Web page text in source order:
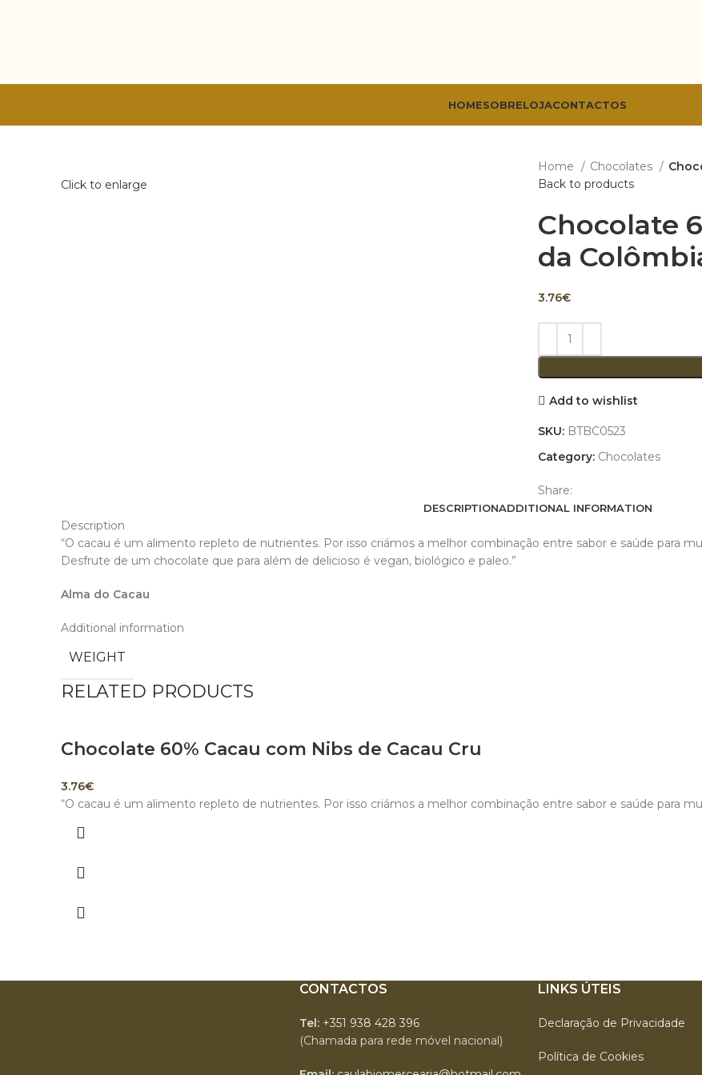
HOMESOBRELOJACONTACTOS
Click to enlarge
Home Chocolates
Back to products
Chocolate
da
3.76€
Add to wishlist
SKU: BTBC0523
Category: Chocolates
Share:
DESCRIPTIONADDITIONAL INFORMATION
Description
“O cacau é um alimento repleto de nutrientes. Por isso criámos a melhor combinação entre sabor e saúde para
Desfrute de um chocolate que para além de delicioso é vegan, biológico e paleo.”
Alma do Cacau
Additional information
WEIGHT
RELATED PRODUCTS
Chocolate 60% Cacau com Nibs de Cacau Cru
3.76€
“O cacau é um alimento repleto de nutrientes. Por isso criámos a melhor combinação entre sabor e saúde para
CONTACTOS
Tel: +351 938 428 396
(Chamada para rede móvel nacional)
LINKS ÚTEIS
Declaração de Privacidade
Política de Cookies